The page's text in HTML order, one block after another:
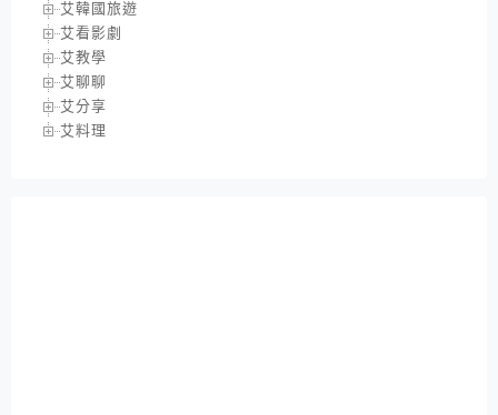
艾韓國旅遊
艾看影劇
艾教學
艾聊聊
艾分享
艾料理